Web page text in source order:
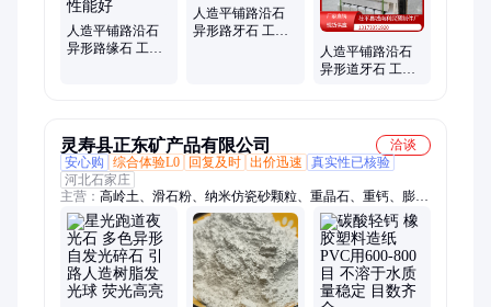
人造平铺路沿石
异形路缘石 工程
人造平铺路沿石
异形路牙石 工程
人造平铺路沿石
异形道牙石 工程
灵寿县正东矿产品有限公司
洽谈
安心购
综合体验L0 回复及时 出价迅速
真实性已核验
河北石家庄
主营： 高岭土、滑石粉、纳米仿瓷砂颗粒、重晶石、重钙、膨润
土、硅藻土、麦饭石、绿沸石、海泡石、氧化铁、玻璃珠、玻璃
粉、白炭黑、有机覆盖物、松树皮、玻璃砂、金刚砂、蛭石、火
山石